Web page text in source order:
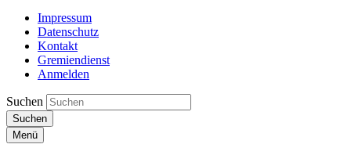
Impressum
Datenschutz
Kontakt
Gremiendienst
Anmelden
Suchen
Suchen
Menü